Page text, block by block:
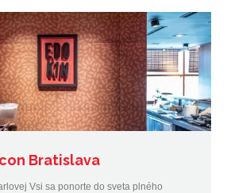
Bratislava
Vsi sa ponorte do sveta plného